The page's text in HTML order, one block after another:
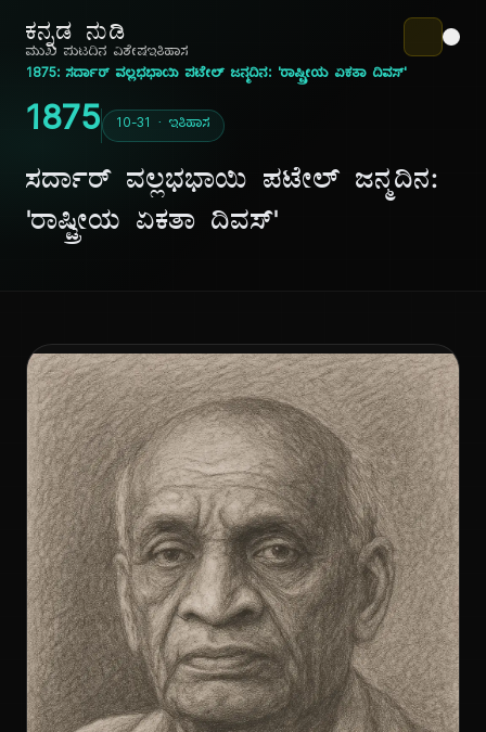
ಕನ್ನಡ ನುಡಿ
ಮುಖ ಪುಟದಿನ ವಿಶೇಷಇತಿಹಾಸ
1875: ಸರ್ದಾರ್ ವಲ್ಲಭಭಾಯಿ ಪಟೇಲ್ ಜನ್ಮದಿನ: 'ರಾಷ್ಟ್ರೀಯ ಏಕತಾ ದಿವಸ್'
1875 10-31 · ಇತಿಹಾಸ
ಸರ್ದಾರ್ ವಲ್ಲಭಭಾಯಿ ಪಟೇಲ್ ಜನ್ಮದಿನ:
'ರಾಷ್ಟ್ರೀಯ ಏಕತಾ ದಿವಸ್'